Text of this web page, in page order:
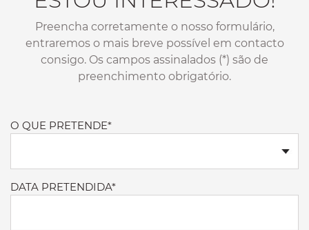
Preencha corretamente o nosso formulário,
entraremos o mais breve possível em contacto
consigo. Os campos assinalados (*) são de
preenchimento obrigatório.
O QUE PRETENDE*
DATA PRETENDIDA*